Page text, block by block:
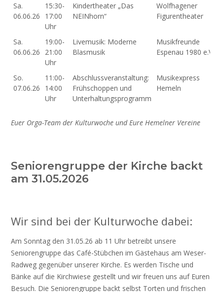
Sa.
06.06.26
15:30-
17:00
Uhr
Kindertheater „Das
NEINhorn“
Wolfhagener
Figurentheater
Sa.
06.06.26
19:00-
21:00
Uhr
Livemusik: Moderne
Blasmusik
Musikfreunde
Espenau 1980 e.V.
So.
07.06.26
11:00-
14:00
Uhr
Abschlussveranstaltung:
Frühschoppen und
Unterhaltungsprogramm
Musikexpress
Hemeln
Euer Orga-Team der Kulturwoche und Eure Hemelner Vereine
Seniorengruppe der Kirche backt
am 31.05.2026
Wir sind bei der Kulturwoche dabei:
Am Sonntag den 31.05.26 ab 11 Uhr betreibt unsere
Seniorengruppe das Café-Stübchen im Gästehaus am Weser-
Radweg gegenüber unserer Kirche. Es werden Tische und
Bänke auf die Kirchwiese gestellt und wir freuen uns auf Euren
Besuch. Die Seniorengruppe backt selbst Torten und frischen